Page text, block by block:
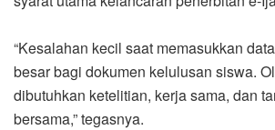
“Kesalahan kecil saat memasukkan
besar bagi dokumen kelulusan siswa.
dibutuhkan ketelitian, kerja sama, dan
bersama,” tegasnya.